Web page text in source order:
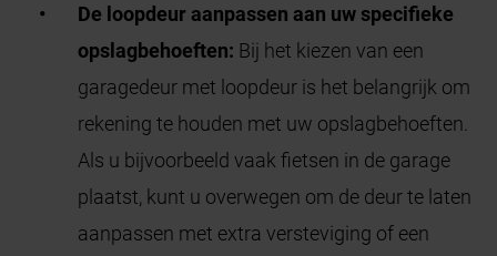
De loopdeur aanpassen aan uw specifieke
opslagbehoeften: Bij het kiezen van een
garagedeur met loopdeur is het belangrijk om
rekening te houden met uw opslagbehoeften.
Als u bijvoorbeeld vaak fietsen in de garage
plaatst, kunt u overwegen om de deur te laten
aanpassen met extra versteviging of een